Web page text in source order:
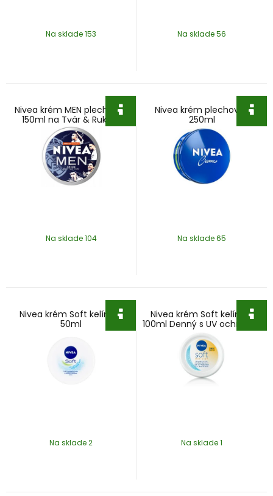
Na sklade 153 Na sklade 56
Nivea krém MEN plechovka
150ml na Tvár & Ruky &
Telo Real Madrid
Na sklade 104
Nivea krém plechovka
250ml
Na sklade 65
Nivea krém Soft kelímok
50ml
Na sklade 2
Nivea krém Soft kelímok
100ml Denný s UV ochranou
SPF 15
Na sklade 1